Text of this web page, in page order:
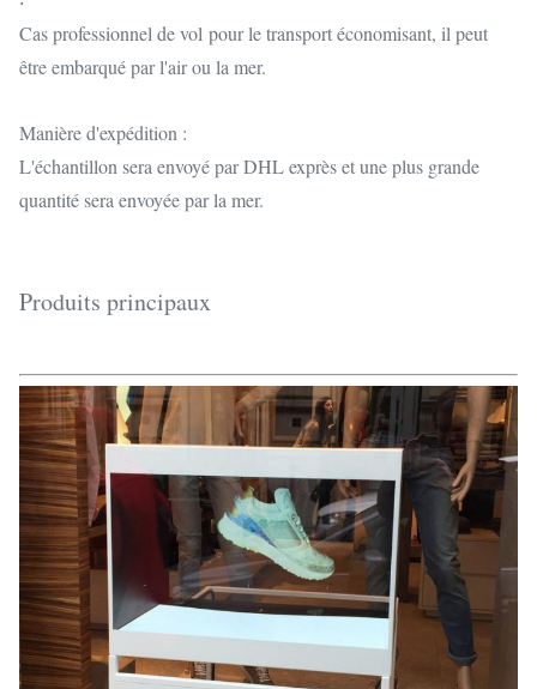
Cas professionnel de vol pour le transport économisant, il peut
être embarqué par l'air ou la mer.
Manière d'expédition :
L'échantillon sera envoyé par DHL exprès et une plus grande
quantité sera envoyée par la mer.
Produits principaux